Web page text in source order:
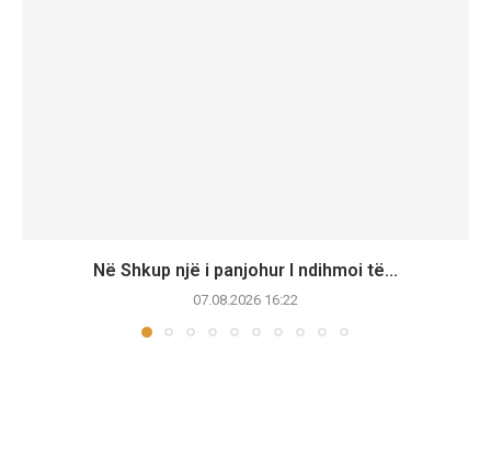
Në Shkup një i panjohur I ndihmoi të...
07.08.2026 16:22